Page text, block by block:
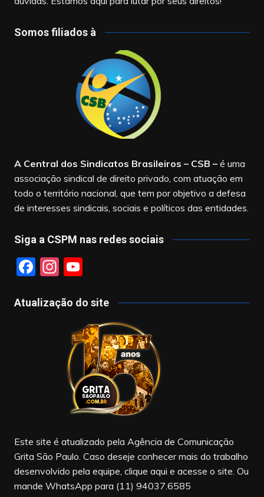
Somos filiados à
A Central dos Sindicatos Brasileiros – CSB –é uma
associação sindical de direito privado, com atuação em
todo o território nacional, que tem por objetivo a defesa
de interesses sindicais, sociais e políticos das entidades.
Siga a CSPM nas redes sociais
F
c
In
a
m
Y
u
T
u
b
e
Atualização do site
Este site é atualizado pela Agência de Comunicação
Grita São Paulo. Caso deseje conhecer mais do trabalho
desenvolvido pela equipe, clique aqui e acesse o site. Ou
mande WhatsApp para (11) 94037.6585